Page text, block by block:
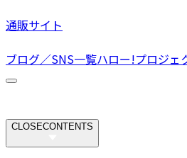
通販サイト
ブログ／SNS一覧ハロー!プロジェ
CLOSECONTENTS